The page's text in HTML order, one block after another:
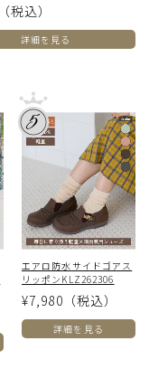
（税込）
詳細を見る
エアロ防水サイドゴアス
リッポンKLZ262306
¥7,980 （税込）
詳細を見る